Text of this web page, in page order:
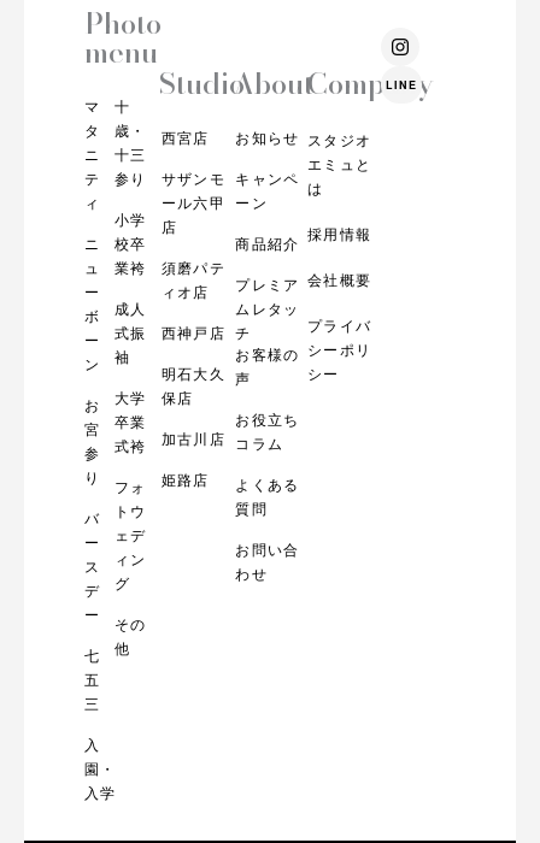
Photo
menu
マ
タ
ニ
テ
ィ
ニ
ュ
ー
ボ
ー
ン
お
宮
参
り
バ
ー
ス
デ
ー
七
五
三
入
園・
入学
十
歳・
十三
参り
小学
校卒
業袴
成人
式振
袖
大学
卒業
式袴
フォ
トウ
ェデ
ィン
グ
その
他
Studio
西宮店
サザンモ
ール六甲
店
須磨パテ
ィオ店
西神戸店
明石大久
保店
加古川店
姫路店
About
お知らせ
キャンペ
ーン
商品紹介
プレミア
ムレタッ
チ
お客様の
声
お役立ち
コラム
よくある
質問
お問い合
わせ
Company
スタジオ
エミュと
は
採用情報
会社概要
プライバ
シーポリ
シー
I
n
s
t
LINE